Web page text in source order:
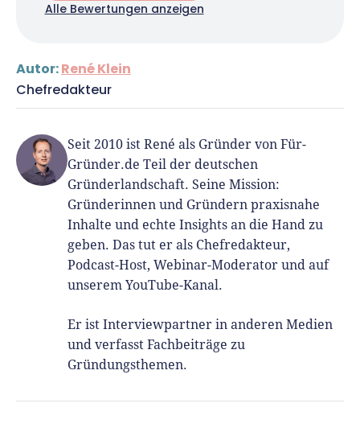
Alle Bewertungen anzeigen
Autor:René Klein
Chefredakteur
Seit 2010 ist René als Gründer von Für-
Gründer.de Teil der deutschen
Gründerlandschaft. Seine Mission:
Gründerinnen und Gründern praxisnahe
Inhalte und echte Insights an die Hand zu
geben. Das tut er als Chefredakteur,
Podcast-Host, Webinar-Moderator und auf
unserem YouTube-Kanal.
Er ist Interviewpartner in anderen Medien
und verfasst Fachbeiträge zu
Gründungsthemen.